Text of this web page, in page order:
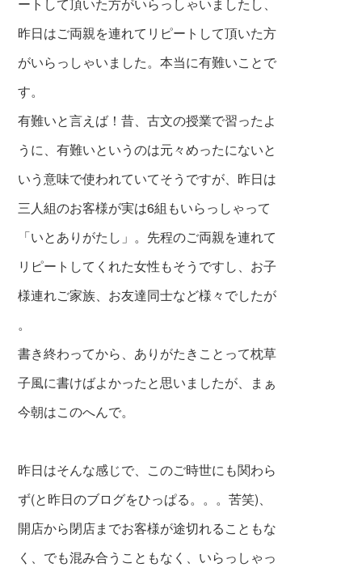
ートして頂いた方がいらっしゃいましたし、
昨日はご両親を連れてリピートして頂いた方
がいらっしゃいました。本当に有難いことで
す。
有難いと言えば！昔、古文の授業で習ったよ
うに、有難いというのは元々めったにないと
いう意味で使われていてそうですが、昨日は
三人組のお客様が実は6組もいらっしゃって
「いとありがたし」。先程のご両親を連れて
リピートしてくれた女性もそうですし、お子
様連れご家族、お友達同士など様々でしたが
。
書き終わってから、ありがたきことって枕草
子風に書けばよかったと思いましたが、まぁ
今朝はこのへんで。
昨日はそんな感じで、このご時世にも関わら
ず(と昨日のブログをひっぱる。。。苦笑)、
開店から閉店までお客様が途切れることもな
く、でも混み合うこともなく、いらっしゃっ